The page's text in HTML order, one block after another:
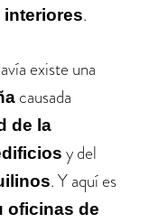
interiores.
existe una
causada
de la
y del
. Y aquí es
oficinas de